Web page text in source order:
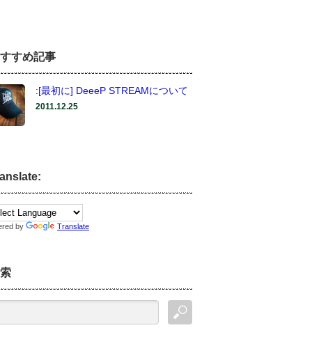
すめ記事
:[最初に] DeeeP STREAMについて
2011.12.25
by Translate